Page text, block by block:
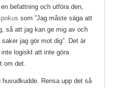
befattning och utföra den,
som ”Jag måste säga att
så att jag kan ge mig av och
jag gör mot dig”. Det är
logiskt att inte göra
om det.
Rensa upp det så